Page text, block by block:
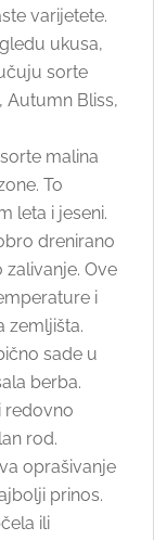
varijetete.
ukusa,
sorte
Autumn Bliss,
malina
To
leta i jeseni.
drenirano
Ove
i
zemljišta.
sade u
berba.
redovno
rod.
oprašivanje
prinos.
ili